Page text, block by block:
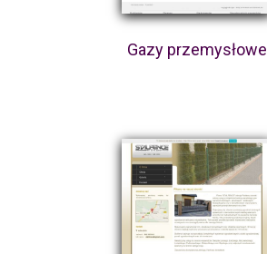
Gazy przemysłowe